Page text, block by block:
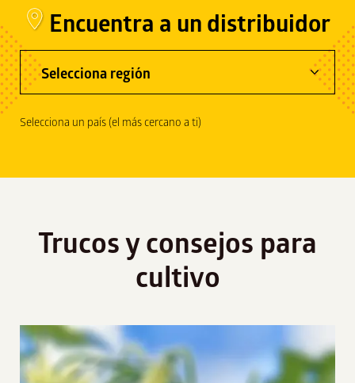
Encuentra a un distribuidor​
Selecciona región​
Selecciona un país (el más cercano a ti)
Trucos y consejos para
cultivo